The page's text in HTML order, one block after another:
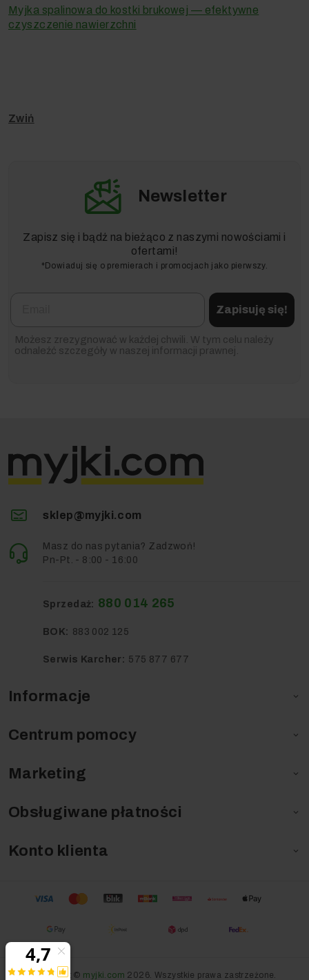
Myjka spalinowa do kostki brukowej — efektywne
czyszczenie nawierzchni
Newsletter
Zapisz się i bądź na bieżąco z naszymi nowościami i
ofertami!
*Dowiaduj się o premierach i promocjach jako pierwszy.
Zapisuję się!
Możesz zrezygnować w każdej chwili. W tym celu należy
odnaleźć szczegóły w naszej informacji prawnej.
Informacje 
Centrum pomocy 
Marketing 
Obsługiwane płatności 
Konto klienta 
sklep@myjki.com
Masz do nas pytania? Zadzwoń!
Pn-Pt. - 8:00 - 16:00
Sprzedaż: 880 014 265
BOK: 883 002 125
Serwis Karcher: 575 877 677
Copyright © myjki.com 2026. Wszystkie prawa zastrzeżone.